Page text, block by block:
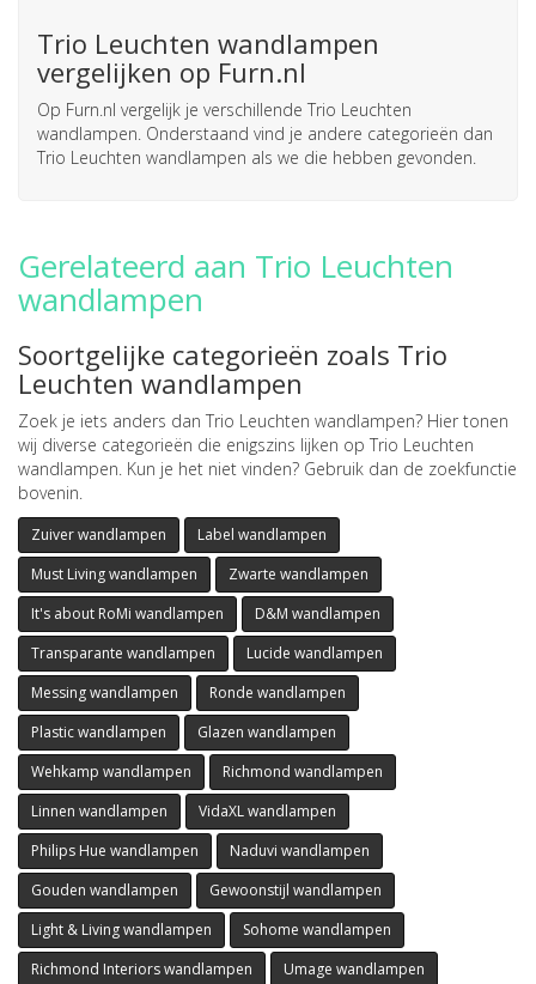
Trio Leuchten wandlampen
vergelijken op Furn.nl
Op Furn.nl vergelijk je verschillende Trio Leuchten
wandlampen. Onderstaand vind je andere categorieën dan
Trio Leuchten wandlampen als we die hebben gevonden.
Gerelateerd aan Trio Leuchten
wandlampen
Soortgelijke categorieën zoals Trio
Leuchten wandlampen
Zoek je iets anders dan Trio Leuchten wandlampen? Hier tonen
wij diverse categorieën die enigszins lijken op Trio Leuchten
wandlampen. Kun je het niet vinden? Gebruik dan de zoekfunctie
bovenin.
Zuiver wandlampen
Label wandlampen
Must Living wandlampen
Zwarte wandlampen
It's about RoMi wandlampen
D&M wandlampen
Transparante wandlampen
Lucide wandlampen
Messing wandlampen
Ronde wandlampen
Plastic wandlampen
Glazen wandlampen
Wehkamp wandlampen
Richmond wandlampen
Linnen wandlampen
VidaXL wandlampen
Philips Hue wandlampen
Naduvi wandlampen
Gouden wandlampen
Gewoonstijl wandlampen
Light & Living wandlampen
Sohome wandlampen
Richmond Interiors wandlampen
Umage wandlampen